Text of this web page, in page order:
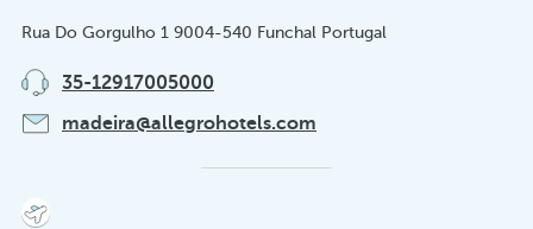
Rua Do Gorgulho 1 9004-540 Funchal Portugal
35-12917005000
madeira@allegrohotels.com